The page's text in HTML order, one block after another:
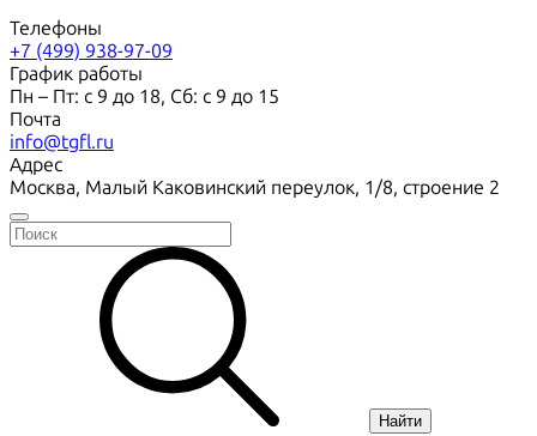
Телефоны
+7 (499) 938-97-09
График работы
Пн – Пт: с 9 до 18, Сб: с 9 до 15
Почта
info@tgfl.ru
Адрес
Москва, Малый Каковинский переулок, 1/8, строение 2
Найти